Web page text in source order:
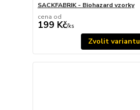
SACKFABRIK - Biohazard vzorky
cena od
199 Kč/ks
Zvolit variantu